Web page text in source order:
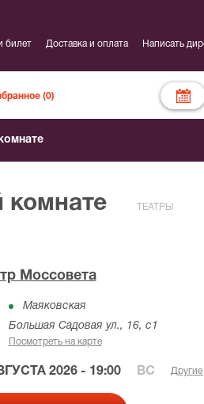
билет Доставка и оплата Написать
(0)
комнате ТЕАТРЫ
Моссовета
Маяковская
Большая Садовая ул., 16, с1
Посмотреть на карте
2026 - 19:00 ВС